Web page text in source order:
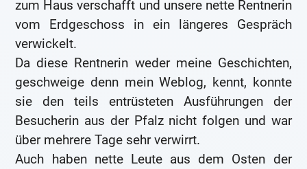
zum Haus verschafft und unsere nette Rentnerin
vom Erdgeschoss in ein längeres Gespräch
verwickelt.
Da diese Rentnerin weder meine Geschichten,
geschweige denn mein Weblog, kennt, konnte
sie den teils entrüsteten Ausführungen der
Besucherin aus der Pfalz nicht folgen und war
über mehrere Tage sehr verwirrt.
Auch haben nette Leute aus dem Osten der